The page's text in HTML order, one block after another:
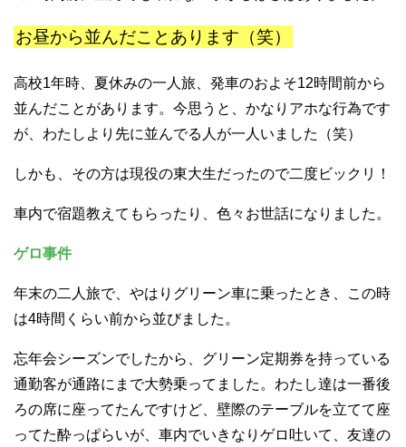
お昼から並んだことあります（笑）
高校1年時、夏休みの一人旅、発車のおよそ12時間前から
並んだことがあります。今思うと、かなりアホな行為です
が、わたしより先に並んでる人が一人いました（笑）
しかも、その方は現役の東大生だったので二度ビックリ！
車内で宿題教えてもらったり、色々お世話になりました。
ゲロ事件
年末の二人旅で、やはりグリーン車に乗ったとき、この時
は4時間くらい前から並びました。
忘年会シーズンでしたから、グリーン定期券を持っている
通勤客が通路にまで大勢乗ってました。わたし達は一番後
ろの席に座ってたんですけど、壁際のテーブルを立てて座
ってた酔っぱらいが、車内でいきなりゲロ吐いて、友達の